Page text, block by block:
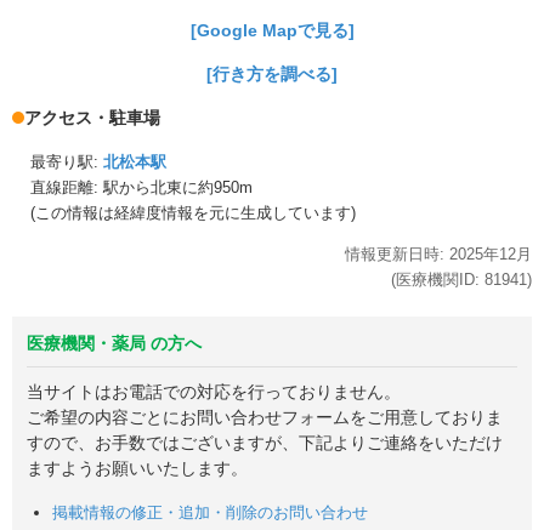
[Google Mapで見る]
[行き方を調べる]
アクセス・駐車場
最寄り駅: 北松本駅
直線距離: 駅から北東に約950m
(この情報は経緯度情報を元に生成しています)
情報更新日時: 2025年12月
(医療機関ID: 81941)
医療機関・薬局 の方へ
当サイトはお電話での対応を行っておりません。
ご希望の内容ごとにお問い合わせフォームをご用意しておりま
すので、お手数ではございますが、下記よりご連絡をいただけ
ますようお願いいたします。
掲載情報の修正・追加・削除のお問い合わせ